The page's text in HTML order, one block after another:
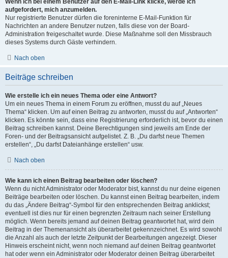
Wenn ich bei einem Benutzer auf den E-Mail-Link klicke, werde ich
aufgefordert, mich anzumelden.
Nur registrierte Benutzer dürfen die foreninterne E-Mail-Funktion für
Nachrichten an andere Benutzer nutzen, falls diese von der Board-
Administration freigeschaltet wurde. Diese Maßnahme soll den Missbrauch
dieses Systems durch Gäste verhindern.
Nach oben
Beiträge schreiben
Wie erstelle ich ein neues Thema oder eine Antwort?
Um ein neues Thema in einem Forum zu eröffnen, musst du auf „Neues
Thema“ klicken. Um auf einen Beitrag zu antworten, musst du auf „Antworten“
klicken. Es könnte sein, dass eine Registrierung erforderlich ist, bevor du einen
Beitrag schreiben kannst. Deine Berechtigungen sind jeweils am Ende der
Foren- und der Beitragsansicht aufgelistet. Z. B. „Du darfst neue Themen
erstellen“, „Du darfst Dateianhänge erstellen“ usw.
Nach oben
Wie kann ich einen Beitrag bearbeiten oder löschen?
Wenn du nicht Administrator oder Moderator bist, kannst du nur deine eigenen
Beiträge bearbeiten oder löschen. Du kannst einen Beitrag bearbeiten, indem
du das „Ändere Beitrag“-Symbol für den entsprechenden Beitrag anklickst;
eventuell ist dies nur für einen begrenzten Zeitraum nach seiner Erstellung
möglich. Wenn bereits jemand auf deinen Beitrag geantwortet hat, wird dein
Beitrag in der Themenansicht als überarbeitet gekennzeichnet. Es wird sowohl
die Anzahl als auch der letzte Zeitpunkt der Bearbeitungen angezeigt. Dieser
Hinweis erscheint nicht, wenn noch niemand auf deinen Beitrag geantwortet
hat oder wenn ein Administrator oder Moderator deinen Beitrag überarbeitet